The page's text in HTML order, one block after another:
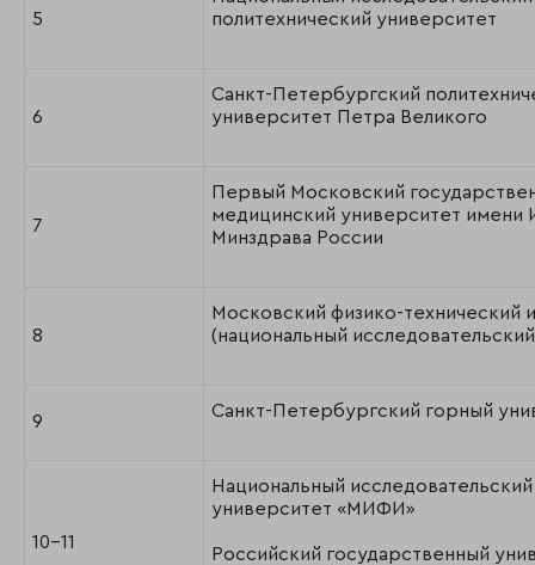
5
политехнический университет
6
Санкт-Петербургский
университет Петра Великого
7
Первый Московский
медицинский университет имени
Минздрава России
8
Московский физико-технический
(национальный
9
Санкт-Петербургский горный
10-11
Национальный
университет «МИФИ»
Российский государственный